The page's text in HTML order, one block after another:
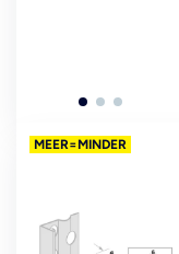
MEER=MINDER